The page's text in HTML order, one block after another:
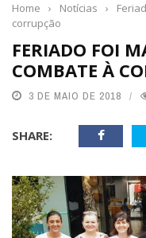
Home › Notícias ›
corrupção
FERIADO FOI
COMBATE À
3 DE MAIO DE 2018
SHARE: